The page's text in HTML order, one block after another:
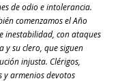
de odio e intolerancia.
comenzamos el Año
inestabilidad, con ataques
y su clero, que siguen
injusta. Clérigos,
y armenios devotos